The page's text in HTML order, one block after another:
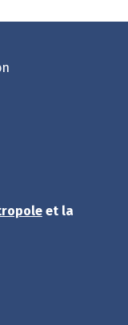
et la